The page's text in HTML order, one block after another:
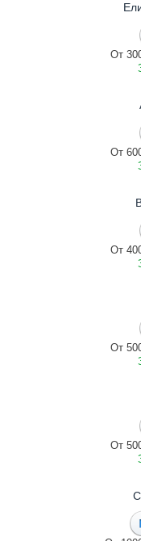
От
От
От
От
От